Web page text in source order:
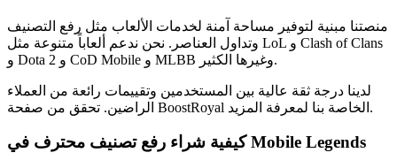
منصتنا مبنية لتوفير مساحة آمنة لخدمات الألعاب مثل رفع التصنيف
وتداول العناصر. نحن ندعم ألعاباً متنوعة مثل LoL و Clash of Clans
و Dota 2 و CoD Mobile و MLBB وغيرها الكثير.
لدينا درجة ثقة عالية بين المستخدمين وتقييمات رائعة من العملاء
الراضين. تحقق من صفحة BoostRoyal الخاصة بنا لمعرفة المزيد.
كيفية شراء رفع تصنيف محترف في Mobile Legends